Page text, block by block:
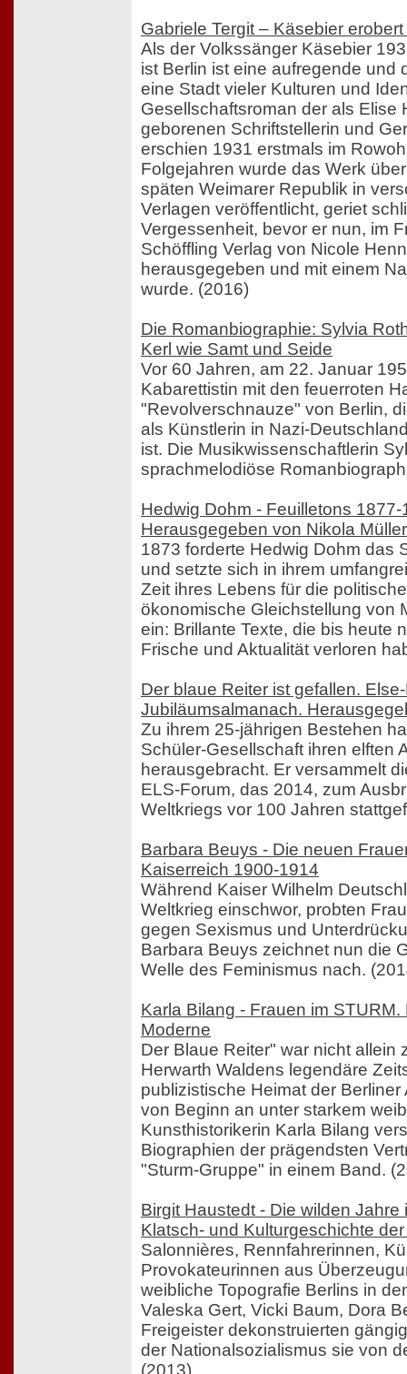
Gabriele Tergit – Käsebier
Als der Volkssänger Käsebier
ist Berlin ist eine aufregende und
eine Stadt vieler Kulturen und
Gesellschaftsroman der als Elise
geborenen Schriftstellerin und
erschien 1931 erstmals im
Folgejahren wurde das Werk
späten Weimarer Republik in
Verlagen veröffentlicht, geriet
Vergessenheit, bevor er nun, im
Schöffling Verlag von Nicole
herausgegeben und mit einem
wurde. (2016)
Die Romanbiographie: Sylvia
Kerl wie Samt und Seide
Vor 60 Jahren, am 22. Januar
Kabarettistin mit den feuerroten
"Revolverschnauze" von Berlin,
als Künstlerin in Nazi-
ist. Die Musikwissenschaftlerin
sprachmelodiöse
Hedwig Dohm - Feuilletons 1877-
Herausgegeben von Nikola
1873 forderte Hedwig Dohm das
und setzte sich in ihrem
Zeit ihres Lebens für die
ökonomische Gleichstellung von
ein: Brillante Texte, die bis heute
Frische und Aktualität verloren
Der blaue Reiter ist gefallen.
Jubiläumsalmanach.
Zu ihrem 25-jährigen Bestehen
Schüler-Gesellschaft ihren elften
herausgebracht. Er versammelt
ELS-Forum, das 2014, zum
Weltkriegs vor 100 Jahren
Barbara Beuys - Die neuen
Kaiserreich 1900-1914
Während Kaiser Wilhelm
Weltkrieg einschwor, probten
gegen Sexismus und
Barbara Beuys zeichnet nun die
Welle des Feminismus nach.
Karla Bilang - Frauen im
Moderne
Der Blaue Reiter" war nicht allein
Herwarth Waldens legendäre
publizistische Heimat der
von Beginn an unter starkem
Kunsthistorikerin Karla Bilang
Biographien der prägendsten
"Sturm-Gruppe" in einem Band.
Birgit Haustedt - Die wilden Jahre
Klatsch- und Kulturgeschichte
Salonnières, Rennfahrerinnen,
Provokateurinnen aus
weibliche Topografie Berlins in
Valeska Gert, Vicki Baum, Dora
Freigeister dekonstruierten
der Nationalsozialismus sie von